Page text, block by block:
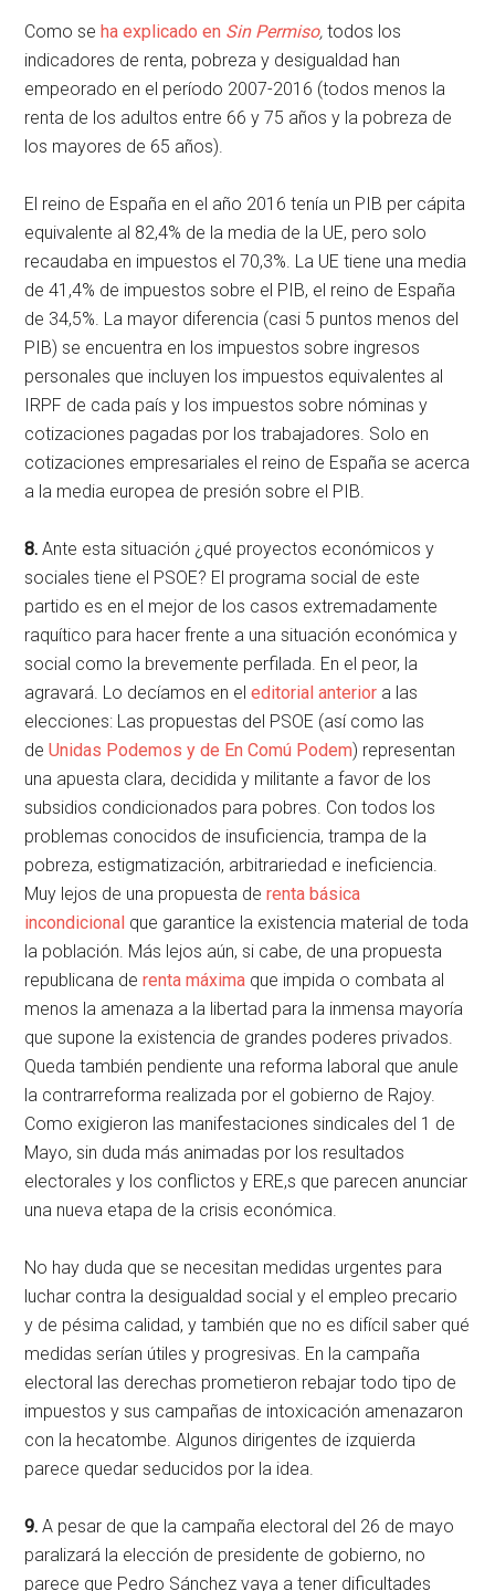
Como seha explicado en Sin Permiso,todos los
indicadores de renta, pobreza y desigualdad han
empeorado en el período 2007-2016 (todos menos la
renta de los adultos entre 66 y 75 años y la pobreza de
los mayores de 65 años).
El reino de España en el año 2016 tenía un PIB per cápita
equivalente al 82,4% de la media de la UE, pero solo
recaudaba en impuestos el 70,3%. La UE tiene una media
de 41,4% de impuestos sobre el PIB, el reino de España
de 34,5%. La mayor diferencia (casi 5 puntos menos del
PIB) se encuentra en los impuestos sobre ingresos
personales que incluyen los impuestos equivalentes al
IRPF de cada país y los impuestos sobre nóminas y
cotizaciones pagadas por los trabajadores. Solo en
cotizaciones empresariales el reino de España se acerca
a la media europea de presión sobre el PIB.
8.Ante esta situación ¿qué proyectos económicos y
sociales tiene el PSOE? El programa social de este
partido es en el mejor de los casos extremadamente
raquítico para hacer frente a una situación económica y
social como la brevemente perfilada. En el peor, la
agravará. Lo decíamos en eleditorial anterior a las
elecciones: Las propuestas del PSOE (así como las
deUnidas Podemos y de En Comú Podem) representan
una apuesta clara, decidida y militante a favor de los
subsidios condicionados para pobres. Con todos los
problemas conocidos de insuficiencia, trampa de la
pobreza, estigmatización, arbitrariedad e ineficiencia.
Muy lejos de una propuesta derenta básica
incondicional que garantice la existencia material de toda
la población. Más lejos aún, si cabe, de una propuesta
republicana derenta máxima que impida o combata al
menos la amenaza a la libertad para la inmensa mayoría
que supone la existencia de grandes poderes privados.
Queda también pendiente una reforma laboral que anule
la contrarreforma realizada por el gobierno de Rajoy.
Como exigieron las manifestaciones sindicales del 1 de
Mayo, sin duda más animadas por los resultados
electorales y los conflictos y ERE,s que parecen anunciar
una nueva etapa de la crisis económica.
No hay duda que se necesitan medidas urgentes para
luchar contra la desigualdad social y el empleo precario
y de pésima calidad, y también que no es difícil saber qué
medidas serían útiles y progresivas. En la campaña
electoral las derechas prometieron rebajar todo tipo de
impuestos y sus campañas de intoxicación amenazaron
con la hecatombe. Algunos dirigentes de izquierda
parece quedar seducidos por la idea.
9. A pesar de que la campaña electoral del 26 de mayo
paralizará la elección de presidente de gobierno, no
parece que Pedro Sánchez vaya a tener dificultades